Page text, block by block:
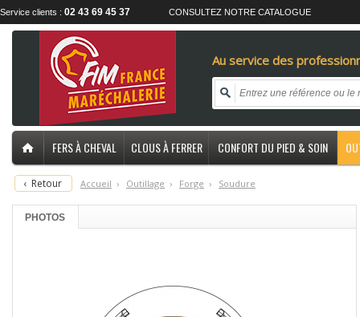
Service clients : 02 43 69 45 37 CONSULTEZ NOTRE CATALOGUE
Au service des
FERS À CHEVAL CLOUS À FERRER CONFORT DU PIED & SOIN
‹ Retour Accueil › Outillage › Forge › Soudure
PHOTOS